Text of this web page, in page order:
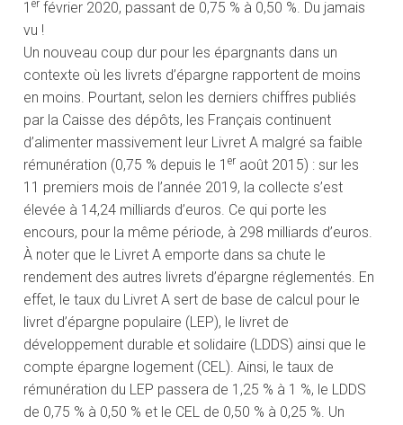
1er février 2020, passant de 0,75 % à 0,50 %. Du jamais
vu !
Un nouveau coup dur pour les épargnants dans un
contexte où les livrets d’épargne rapportent de moins
en moins. Pourtant, selon les derniers chiffres publiés
par la Caisse des dépôts, les Français continuent
d’alimenter massivement leur Livret A malgré sa faible
rémunération (0,75 % depuis le 1er août 2015) : sur les
11 premiers mois de l’année 2019, la collecte s’est
élevée à 14,24 milliards d’euros. Ce qui porte les
encours, pour la même période, à 298 milliards d’euros.
À noter que le Livret A emporte dans sa chute le
rendement des autres livrets d’épargne réglementés. En
effet, le taux du Livret A sert de base de calcul pour le
livret d’épargne populaire (LEP), le livret de
développement durable et solidaire (LDDS) ainsi que le
compte épargne logement (CEL). Ainsi, le taux de
rémunération du LEP passera de 1,25 % à 1 %, le LDDS
de 0,75 % à 0,50 % et le CEL de 0,50 % à 0,25 %. Un